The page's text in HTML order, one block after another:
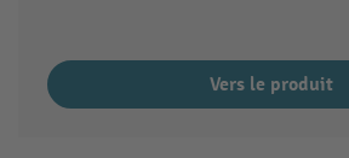
Vers le produit